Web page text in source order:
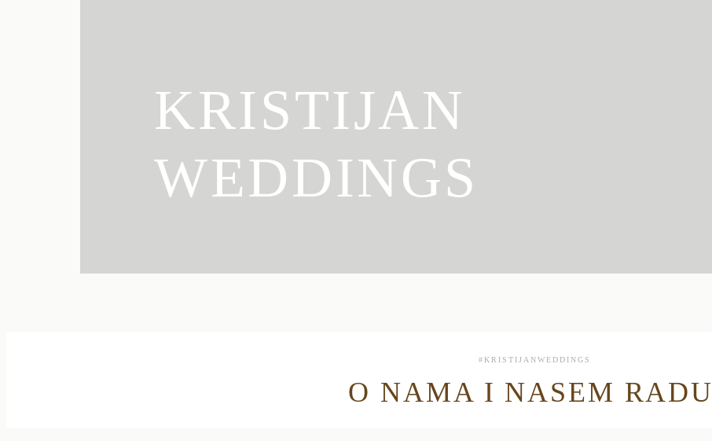
KRISTIJAN
WEDDINGS
#KRISTIJANWEDDINGS
O NAMA I NASEM RADU